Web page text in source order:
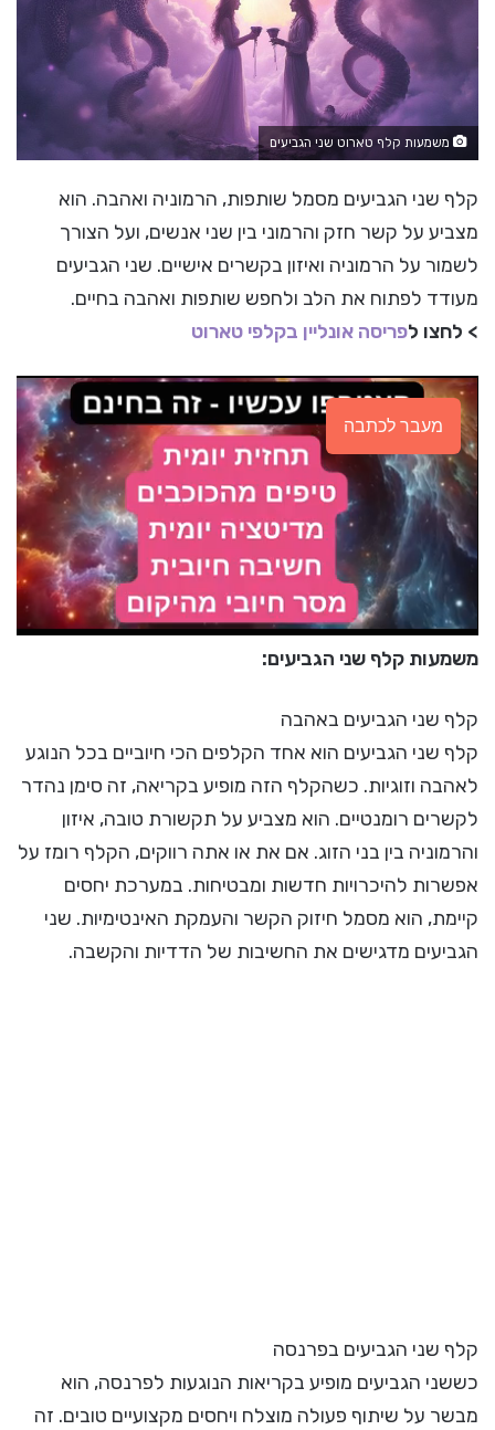
משמעות קלף טארוט שני הגביעים
קלף שני הגביעים מסמל שותפות, הרמוניה ואהבה. הוא
מצביע על קשר חזק והרמוני בין שני אנשים, ועל הצורך
לשמור על הרמוניה ואיזון בקשרים אישיים. שני הגביעים
מעודד לפתוח את הלב ולחפש שותפות ואהבה בחיים.
> לחצו לפריסה אונליין בקלפי טארוט
מעבר לכתבה
משמעות קלף שני הגביעים:
קלף שני הגביעים באהבה
קלף שני הגביעים הוא אחד הקלפים הכי חיוביים בכל הנוגע
לאהבה וזוגיות. כשהקלף הזה מופיע בקריאה, זה סימן נהדר
לקשרים רומנטיים. הוא מצביע על תקשורת טובה, איזון
והרמוניה בין בני הזוג. אם את או אתה רווקים, הקלף רומז על
אפשרות להיכרויות חדשות ומבטיחות. במערכת יחסים
קיימת, הוא מסמל חיזוק הקשר והעמקת האינטימיות. שני
הגביעים מדגישים את החשיבות של הדדיות והקשבה.
קלף שני הגביעים בפרנסה
כששני הגביעים מופיע בקריאות הנוגעות לפרנסה, הוא
מבשר על שיתוף פעולה מוצלח ויחסים מקצועיים טובים. זה